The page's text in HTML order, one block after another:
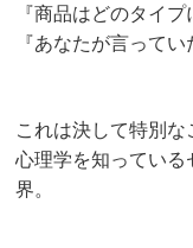
『商品はどのタイプ
『あなたが言って
これは決して特別な
心理学を知ってい
界。